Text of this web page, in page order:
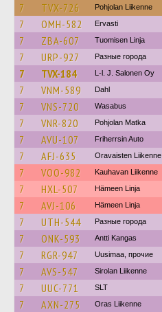
7 TVX-726 Pohjolan Liikenne
7 OMH-582 Ervasti
7 ZBA-607 Tuomisen Linja
7 URP-927 Разные города
7 TVX-184 L-l. J. Salonen Oy
7 VNM-589 Dahl
7 VNS-720 Wasabus
7 VNR-820 Pohjolan Matka
7 AVU-107 Friherrsin Auto
7 AFJ-635 Oravaisten Liikenne
7 VOO-982 Kauhavan Liikenne
7 HXL-507 Hämeen Linja
7 AVJ-106 Hämeen Linja
7 UTH-544 Разные города
7 ONK-593 Antti Kangas
7 RGR-947 Uusimaa, прочие
7 AVS-547 Sirolan Liikenne
7 UUC-771 SLT
7 AXN-275 Oras Liikenne